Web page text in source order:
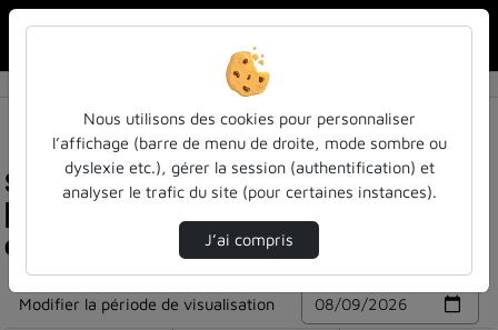
Statistiques de visualisation de la vidéo
[séminaire atilf] henri béjoint : petite histoire
des dictionnaires généraux de langue anglaise
Modifier la période de visualisation
Nous utilisons des cookies pour personnaliser
l’affichage (barre de menu de droite, mode sombre ou
dyslexie etc.), gérer la session (authentification) et
analyser le trafic du site (pour certaines instances).
J’ai compris